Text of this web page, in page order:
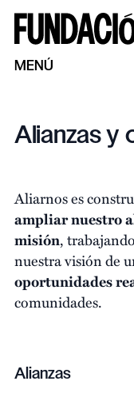
MENÚ
Alianzas y
Aliarnos es
ampliar nuestro
misión,
nuestra visión de
oportunidades
comunidades.
Alianzas